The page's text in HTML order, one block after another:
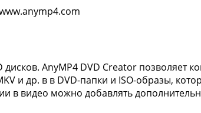
AnyMP4 DVD Creator позволяет
и др. в в DVD-папки и ISO-образы,
в видео можно добавлять